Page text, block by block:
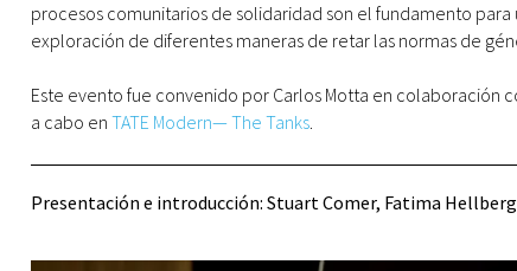
procesos comunitarios de solidaridad son el fundamento para
exploración de diferentes maneras de retar las normas de
Este evento fue convenido por Carlos Motta en colaboración
a cabo en TATE Modern— The Tanks.
Presentación e introducción: Stuart Comer, Fatima